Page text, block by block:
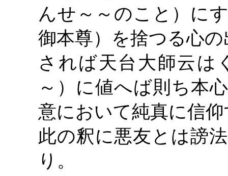
んせ～～のこと）に
御本尊）を捨つる心
されば天台大師云は
～）に値へば則ち本
意において純真に信
此の釈に悪友とは謗
り。